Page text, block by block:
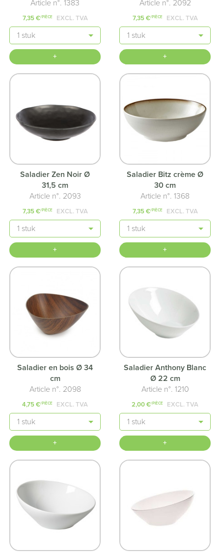
Article n°. 1383
7,35 €/PIÈCE EXCL. TVA
Quantité
+
Article n°. 2092
7,35 €/PIÈCE EXCL. TVA
Quantité
+
Saladier Zen Noir Ø
31,5 cm
Article n°. 2093
7,35 €/PIÈCE EXCL. TVA
Quantité
+
Saladier Bitz crème Ø
30 cm
Article n°. 1368
7,35 €/PIÈCE EXCL. TVA
Quantité
+
Saladier en bois Ø 34
cm
Article n°. 2098
4,75 €/PIÈCE EXCL. TVA
Quantité
+
Saladier Anthony Blanc
Ø 22 cm
Article n°. 1210
2,00 €/PIÈCE EXCL. TVA
Quantité
+